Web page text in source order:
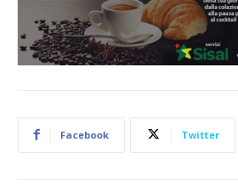
Facebook Twitter